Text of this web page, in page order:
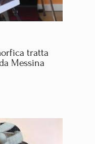
tratta
Messina